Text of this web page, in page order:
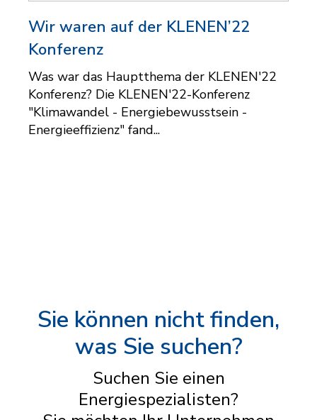
Wir waren auf der KLENEN’22
Konferenz
Was war das Hauptthema der KLENEN'22
Konferenz? Die KLENEN'22-Konferenz
"Klimawandel - Energiebewusstsein -
Energieeffizienz" fand...
Sie können nicht finden,
was Sie suchen?
Suchen Sie einen
Energiespezialisten?